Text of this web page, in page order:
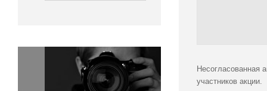
Окружающая среда
Политика
Правосудие
Несогласованная
участников акции.